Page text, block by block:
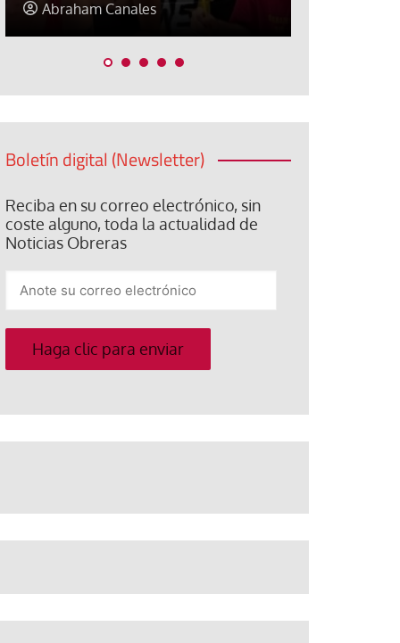
Elisa Brey
Boletín digital (Newsletter)
Reciba en su correo electrónico, sin
coste alguno, toda la actualidad de
Noticias Obreras
su
correo
electrónico
Haga clic para enviar